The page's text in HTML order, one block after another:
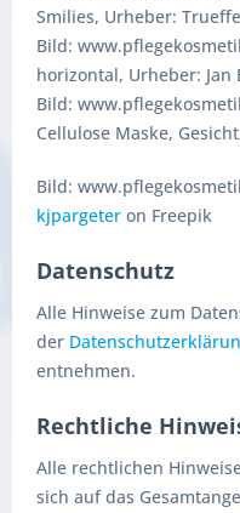
Smilies, Urheber:
Bild:
horizontal, Urheber: Jan
Bild:
Cellulose Maske,
Bild:
kjpargeter on Freepik
Datenschutz
Alle Hinweise zum
der
entnehmen.
Rechtliche
Alle rechtlichen
sich auf das